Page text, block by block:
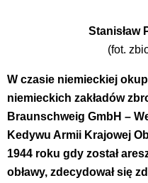
Stanisław
(fot.
W czasie niemieckiej
niemieckich zakładów
Braunschweig GmbH –
Kedywu Armii Krajowej
1944 roku gdy został
obławy, zdecydował się